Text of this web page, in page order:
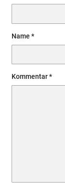
Name
Kommentar